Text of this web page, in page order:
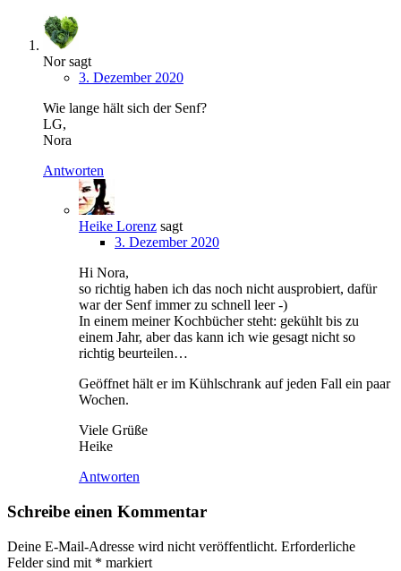
Norsagt
3. Dezember 2020
Wie lange hält sich der Senf?
LG,
Nora
Antworten
Heike Lorenz sagt
3. Dezember 2020
Hi Nora,
so richtig haben ich das noch nicht ausprobiert, dafür
war der Senf immer zu schnell leer -)
In einem meiner Kochbücher steht: gekühlt bis zu
einem Jahr, aber das kann ich wie gesagt nicht so
richtig beurteilen…
Geöffnet hält er im Kühlschrank auf jeden Fall ein paar
Wochen.
Viele Grüße
Heike
Antworten
Schreibe einen Kommentar
Deine E-Mail-Adresse wird nicht veröffentlicht. Erforderliche
Felder sind mit * markiert